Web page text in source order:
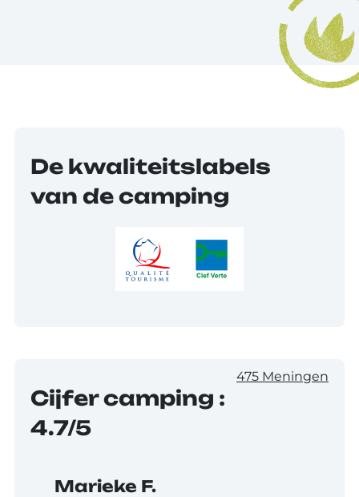
De kwaliteitslabels
van de camping
475 Meningen
Cijfer camping :
4.7/5
Marieke F.